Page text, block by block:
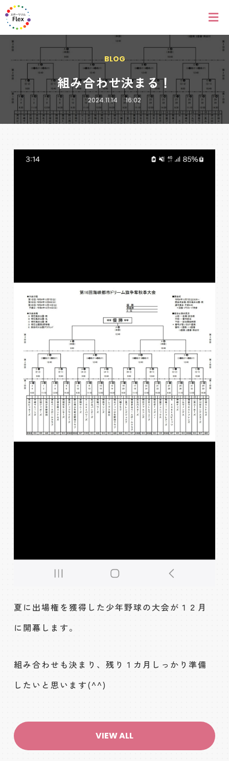
BLOG
組み合わせ決まる！
2024.11.14 16:02
夏に出場権を獲得した少年野球の大会が１２月
に開幕します。
組み合わせも決まり、残り１カ月しっかり準備
したいと思います(^^)
VIEW ALL